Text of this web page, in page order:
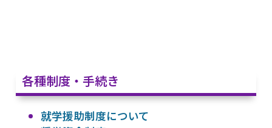
各種制度・手続き
就学援助制度について